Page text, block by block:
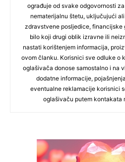
ograđuje od svake odgovornosti
nematerijalnu štetu, uključujući
zdravstvene posljedice, financijske
bilo koji drugi oblik izravne ili
nastati korištenjem informacija,
ovom članku. Korisnici sve odluke o
oglašivača donose samostalno i na
dodatne informacije,
eventualne reklamacije korisnici
oglašivaču putem kontakata